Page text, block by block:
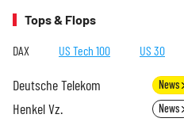
Tops & Flops
DAX US Tech 100 US 30
Deutsche Telekom News
Henkel Vz. News